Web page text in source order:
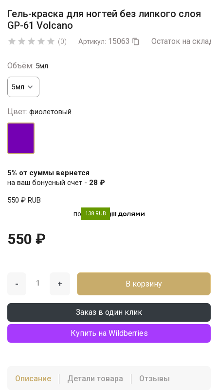
Гель-краска для ногтей без липкого слоя
GP-61 Volcano
     (0) Артикул: 15063  Остаток на
Объём: 5мл
Цвет: фиолетовый
5% от суммы вернется
на ваш бонусный счет - 28 ₽
550 ₽ RUB
по 138 RUB
550 ₽
- + В корзину
Заказ в один клик
Купить на Wildberries
Описание Детали товара Отзывы